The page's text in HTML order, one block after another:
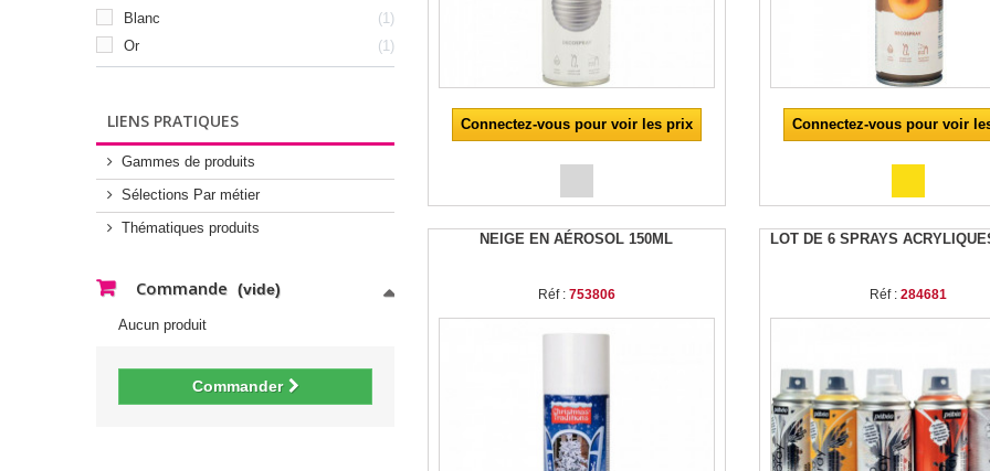
Blanc
1
Or
1
LIENS PRATIQUES
Gammes de produits
Sélections Par métier
Thématiques produits
Commande (vide)
Aucun produit
Commander
Connectez-vous pour voir les prix Connectez-vous pour voir
NEIGE EN AÉROSOL 150ML
Réf : 753806
LOT DE 6 SPRAYS
Réf : 284681